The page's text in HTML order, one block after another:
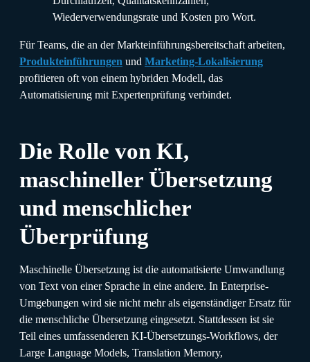
Wiederverwendungsrate und Kosten pro Wort.
Für Teams, die an der Markteinführungsbereitschaft arbeiten,
Produkteinführungen und Marketing-Lokalisierung
profitieren oft von einem hybriden Modell, das
Automatisierung mit Expertenprüfung verbindet.
Die Rolle von KI,
maschineller Übersetzung
und menschlicher
Überprüfung
Maschinelle Übersetzung ist die automatisierte Umwandlung
von Text von einer Sprache in eine andere. In Enterprise-
Umgebungen wird sie nicht mehr als eigenständiger Ersatz für
die menschliche Übersetzung eingesetzt. Stattdessen ist sie
Teil eines umfassenderen KI-Übersetzungs-Workflows, der
Large Language Models, Translation Memory,